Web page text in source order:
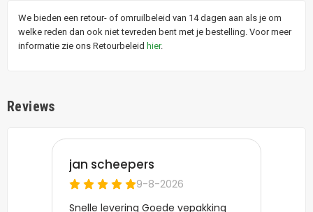
We bieden een retour- of omruilbeleid van 14 dagen aan als je om
welke reden dan ook niet tevreden bent met je bestelling. Voor meer
informatie zie ons Retourbeleid hier.
Reviews